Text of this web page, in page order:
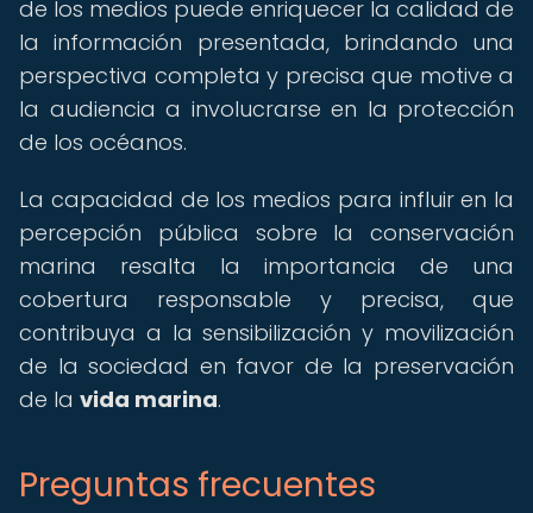
de los medios puede enriquecer la calidad de
la información presentada, brindando una
perspectiva completa y precisa que motive a
la audiencia a involucrarse en la protección
de los océanos.
La capacidad de los medios para influir en la
percepción pública sobre la conservación
marina resalta la importancia de una
cobertura responsable y precisa, que
contribuya a la sensibilización y movilización
de la sociedad en favor de la preservación
de la vida marina.
Preguntas frecuentes